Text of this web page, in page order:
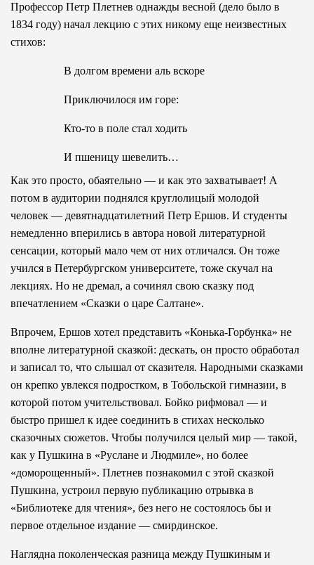
Профессор Петр Плетнев однажды весной (дело было в
1834 году) начал лекцию с этих никому еще неизвестных
стихов:
В долгом времени аль вскоре
Приключилося им горе:
Кто-то в поле стал ходить
И пшеницу шевелить…
Как это просто, обаятельно — и как это за­хватывает! А
потом в аудитории поднялся круглолицый молодой
человек — девятнадцатилетний Петр Ершов. И студенты
немедленно вперились в автора новой литературной
сенсации, который мало чем от них отличался. Он тоже
учился в Петербургском университете, тоже скучал на
лекциях. Но не дремал, а сочинял свою сказку под
впечатлением «Сказки о царе Салтане».
Впрочем, Ершов хотел представить «Конька-Горбунка» не
вполне литературной сказкой: дескать, он просто обработал
и записал то, что слышал от сказителя. Народными сказками
он крепко увлекся подростком, в Тобольской гимназии, в
которой потом учительствовал. Бойко рифмовал — и
быстро пришел к идее соединить в стихах несколько
сказочных сюжетов. Чтобы получился целый мир — такой,
как у Пушкина в «Руслане и Людмиле», но более
«доморощенный». Плетнев познакомил с этой сказкой
Пушкина, устроил первую публикацию отрывка в
«Библиотеке для чтения», без него не состоялось бы и
первое отдельное издание — смирдинское.
Наглядна поколенческая разница между Пушкиным и